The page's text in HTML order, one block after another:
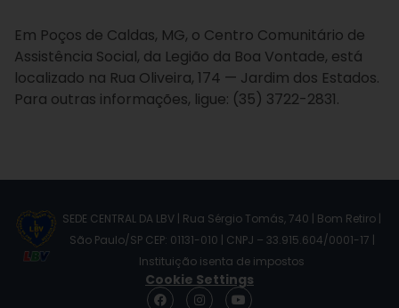
Em Poços de Caldas, MG, o Centro Comunitário de
Assistência Social, da Legião da Boa Vontade, está
localizado na Rua Oliveira, 174 — Jardim dos Estados.
Para outras informações, ligue: (35) 3722-2831.
SEDE CENTRAL DA LBV | Rua Sérgio Tomás, 740 | Bom Retiro |
São Paulo/SP CEP: 01131-010 | CNPJ – 33.915.604/0001-17 |
Instituição isenta de impostos
Cookie Settings
F
I
Y